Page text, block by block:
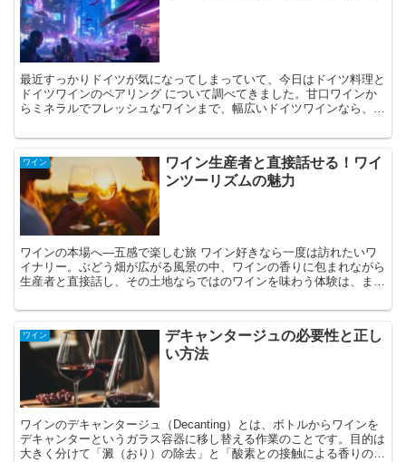
最近すっかりドイツが気になってしまっていて、今日はドイツ料理と
ドイツワインのペアリング について調べてきました。甘口ワインか
らミネラルでフレッシュなワインまで、幅広いドイツワインなら、ど
ワイン
ワイン生産者と直接話せる！ワイ
ンツーリズムの魅力
ワインの本場へ—五感で楽しむ旅 ワイン好きなら一度は訪れたいワ
イナリー。ぶどう畑が広がる風景の中、ワインの香りに包まれながら
生産者と直接話し、その土地ならではのワインを味わう体験は、まさ
ワイン
デキャンタージュの必要性と正し
い方法
ワインのデキャンタージュ（Decanting）とは、ボトルからワインを
デキャンターというガラス容器に移し替える作業のことです。目的は
大きく分けて「澱（おり）の除去」と「酸素との接触による香りの開